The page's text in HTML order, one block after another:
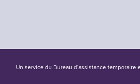
Un service du Bureau d’assistance temporaire